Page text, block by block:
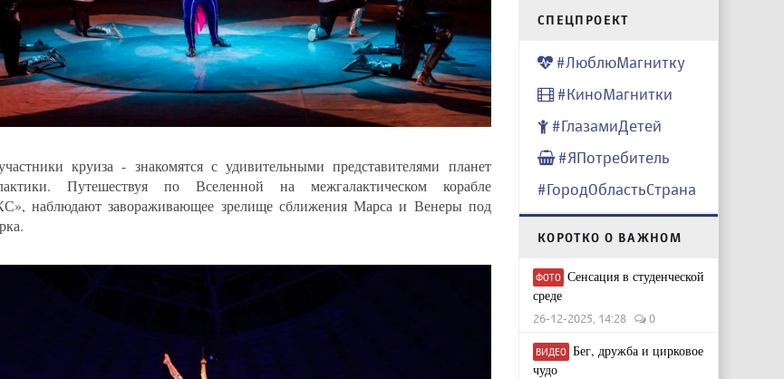
круиза - знакомятся с удивительными представителями планет
Путешествуя по Вселенной на межгалактическом корабле
наблюдают завораживающее зрелище сближения Марса и Венеры под
CПЕЦПРОЕКТ
#ЛюблюМагнитку
#КиноМагнитки
#ГлазамиДетей
#ЯПотребитель
#ГородОбластьСтрана
КОРОТКО О ВАЖНОМ
ФОТО Сенсация в студенческой
среде
26-12-2025, 14:28 0
ВИДЕО Бег, дружба и цирковое
чудо